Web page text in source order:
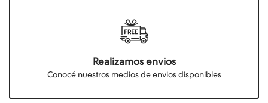
Realizamos envios
Conocé nuestros medios de envios disponibles